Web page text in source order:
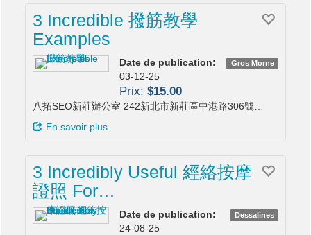
3 Incredible 撥筋教學
Examples
Gros Morne
Date de publication:
03-12-25
Prix: $15.00
八拓SEO新莊辦公室 242新北市新莊區中港路306號…
En savoir plus
3 Incredibly Useful 經絡按摩
證照 For…
Dessalines
Date de publication:
24-08-25